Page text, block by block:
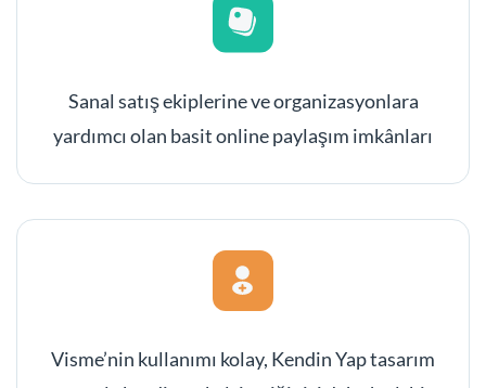
Sanal satış ekiplerine ve organizasyonlara
yardımcı olan basit online paylaşım imkânları
Visme’nin kullanımı kolay, Kendin Yap tasarım